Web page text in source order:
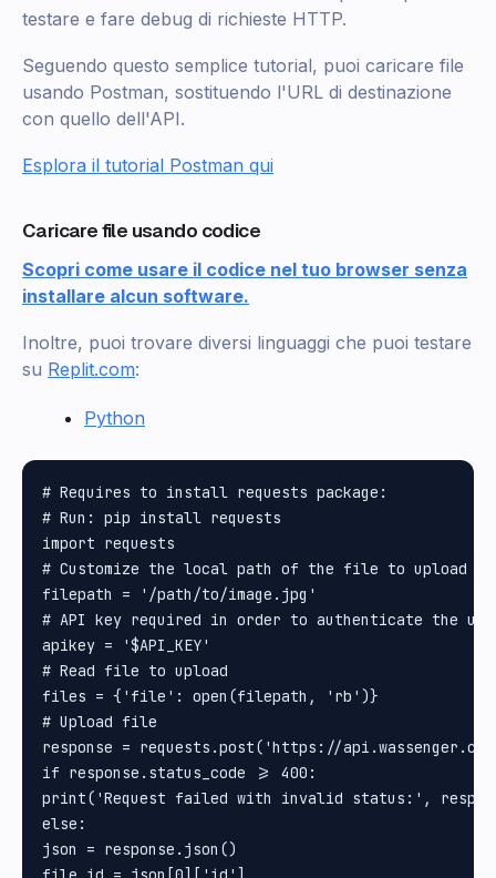
testare e fare debug di richieste HTTP.
Seguendo questo semplice tutorial, puoi caricare file
usando Postman, sostituendo l'URL di destinazione
con quello dell'API.
Esplora il tutorial Postman qui
Caricare file usando codice
Scopri come usare il codice nel tuo browser senza
installare alcun software.
Inoltre, puoi trovare diversi linguaggi che puoi testare
su Replit.com:
Python
# Requires to install requests package:
# Run: pip install requests
import requests
# Customize the local path of the file to upload
filepath = '/path/to/image.jpg'
# API key required in order to authenticate the
apikey = '$API_KEY'
# Read file to upload
files = {'file': open(filepath, 'rb')}
# Upload file
response = requests.post('https://
if response.status_code >= 400:
print('Request failed with invalid status:',
else:
json = response.json()